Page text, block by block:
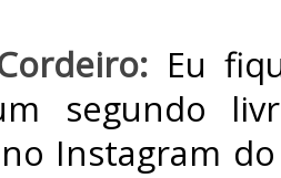
Eu
segundo
Instagram